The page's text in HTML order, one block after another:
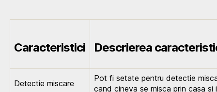
Caracteristici Descrierea
Detectie miscare
Pot fi setate pentru detectie
cand cineva se misca prin casa si